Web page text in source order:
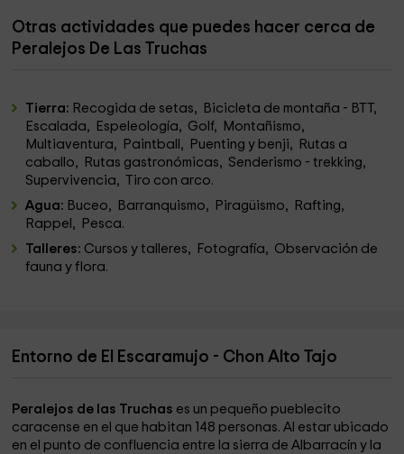
Otras actividades que puedes hacer cerca de
Peralejos De Las Truchas
Tierra: Recogida de setas, Bicicleta de montaña - BTT,
Escalada, Espeleología, Golf, Montañismo,
Multiaventura, Paintball, Puenting y benji, Rutas a
caballo, Rutas gastronómicas, Senderismo - trekking,
Supervivencia, Tiro con arco.
Agua: Buceo, Barranquismo, Piragüismo, Rafting,
Rappel, Pesca.
Talleres: Cursos y talleres, Fotografía, Observación de
fauna y flora.
Entorno de El Escaramujo - Chon Alto Tajo
Peralejos de las Truchas es un pequeño pueblecito
caracense en el que habitan 148 personas. Al estar ubicado
en el punto de confluencia entre la sierra de Albarracín y la